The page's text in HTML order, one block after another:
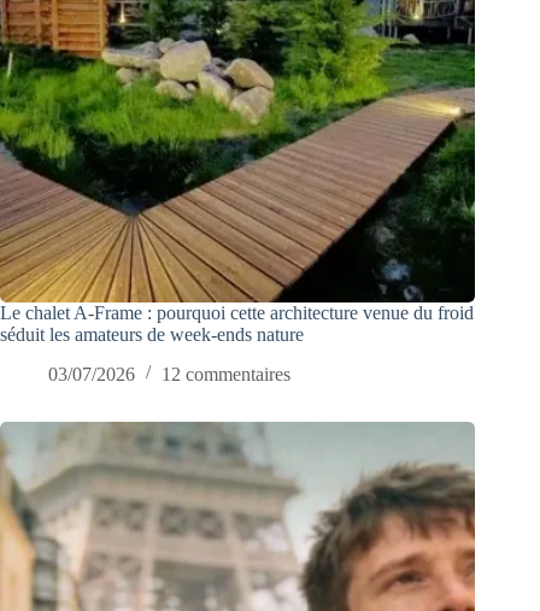
Le chalet A-Frame : pourquoi cette architecture venue du froid
séduit les amateurs de week-ends nature
03/07/2026
12 commentaires